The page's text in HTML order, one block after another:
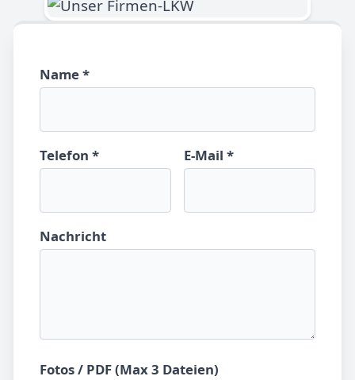
Name *
Telefon * E-Mail *
Nachricht
Fotos / PDF (Max 3 Dateien)